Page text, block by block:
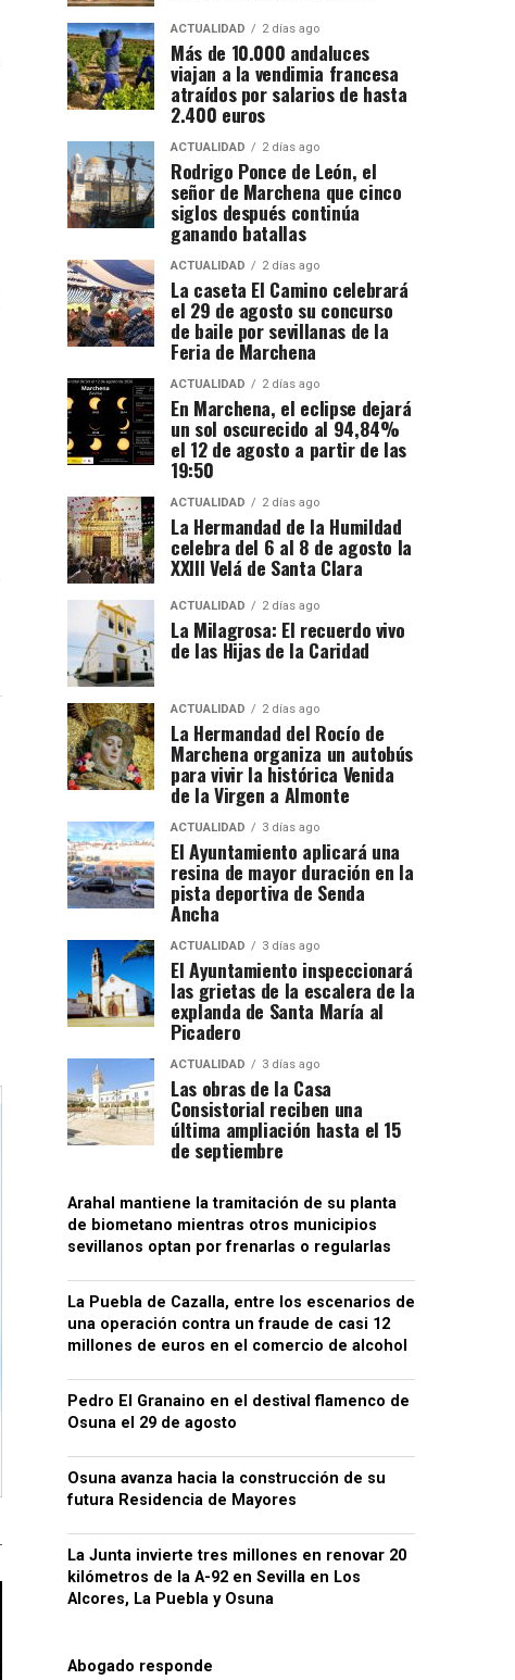
ACTUALIDAD 2 días ago
Más de 10.000 andaluces
viajan a la vendimia francesa
atraídos por salarios de hasta
2.400 euros
ACTUALIDAD 2 días ago
Rodrigo Ponce de León, el
señor de Marchena que cinco
siglos después continúa
ganando batallas
ACTUALIDAD 2 días ago
La caseta El Camino celebrará
el 29 de agosto su concurso
de baile por sevillanas de la
Feria de Marchena
ACTUALIDAD 2 días ago
En Marchena, el eclipse dejará
un sol oscurecido al 94,84%
el 12 de agosto a partir de las
19:50
ACTUALIDAD 2 días ago
La Hermandad de la Humildad
celebra del 6 al 8 de agosto la
XXIII Velá de Santa Clara
ACTUALIDAD 2 días ago
La Milagrosa: El recuerdo vivo
de las Hijas de la Caridad
ACTUALIDAD 2 días ago
La Hermandad del Rocío de
Marchena organiza un autobús
para vivir la histórica Venida
de la Virgen a Almonte
ACTUALIDAD 3 días ago
El Ayuntamiento aplicará una
resina de mayor duración en la
pista deportiva de Senda
Ancha
ACTUALIDAD 3 días ago
El Ayuntamiento inspeccionará
las grietas de la escalera de la
explanda de Santa María al
Picadero
ACTUALIDAD 3 días ago
Las obras de la Casa
Consistorial reciben una
última ampliación hasta el 15
de septiembre
Arahal mantiene la tramitación de su planta
de biometano mientras otros municipios
sevillanos optan por frenarlas o regularlas
La Puebla de Cazalla, entre los escenarios de
una operación contra un fraude de casi 12
millones de euros en el comercio de alcohol
Pedro El Granaino en el destival flamenco de
Osuna el 29 de agosto
Osuna avanza hacia la construcción de su
futura Residencia de Mayores
La Junta invierte tres millones en renovar 20
kilómetros de la A-92 en Sevilla en Los
Alcores, La Puebla y Osuna
Abogado responde